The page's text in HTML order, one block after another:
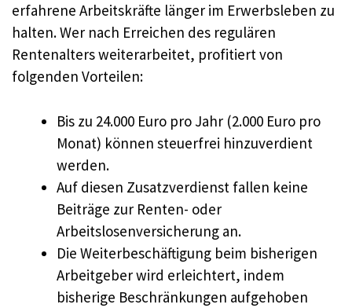
erfahrene Arbeitskräfte länger im Erwerbsleben zu
halten. Wer nach Erreichen des regulären
Rentenalters weiterarbeitet, profitiert von
folgenden Vorteilen:
Bis zu 24.000 Euro pro Jahr (2.000 Euro pro
Monat) können steuerfrei hinzuverdient
werden.
Auf diesen Zusatzverdienst fallen keine
Beiträge zur Renten- oder
Arbeitslosenversicherung an.
Die Weiterbeschäftigung beim bisherigen
Arbeitgeber wird erleichtert, indem
bisherige Beschränkungen aufgehoben